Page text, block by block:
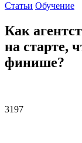
Статьи Обучение
Как
на старте,
финише?
3197